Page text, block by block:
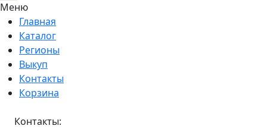
Меню
Главная
Каталог
Регионы
Выкуп
Контакты
Корзина
Контакты: